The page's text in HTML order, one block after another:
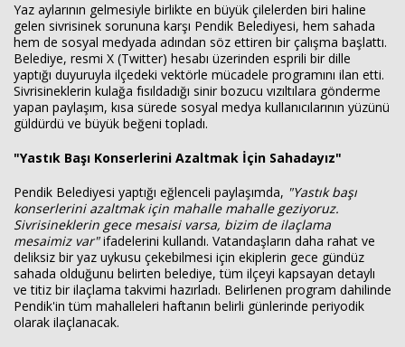
Yaz aylarının gelmesiyle birlikte en büyük çilelerden biri haline
gelen sivrisinek sorununa karşı Pendik Belediyesi, hem sahada
hem de sosyal medyada adından söz ettiren bir çalışma başlattı.
Belediye, resmi X (Twitter) hesabı üzerinden esprili bir dille
yaptığı duyuruyla ilçedeki vektörle mücadele programını ilan etti.
Sivrisineklerin kulağa fısıldadığı sinir bozucu vızıltılara gönderme
yapan paylaşım, kısa sürede sosyal medya kullanıcılarının yüzünü
güldürdü ve büyük beğeni topladı.
"Yastık Başı Konserlerini Azaltmak İçin Sahadayız"
Pendik Belediyesi yaptığı eğlenceli paylaşımda, "Yastık başı
konserlerini azaltmak için mahalle mahalle geziyoruz.
Sivrisineklerin gece mesaisi varsa, bizim de ilaçlama
mesaimiz var"ifadelerini kullandı. Vatandaşların daha rahat ve
deliksiz bir yaz uykusu çekebilmesi için ekiplerin gece gündüz
sahada olduğunu belirten belediye, tüm ilçeyi kapsayan detaylı
ve titiz bir ilaçlama takvimi hazırladı. Belirlenen program dahilinde
Pendik'in tüm mahalleleri haftanın belirli günlerinde periyodik
olarak ilaçlanacak.
Haberin Doğru Adresi.